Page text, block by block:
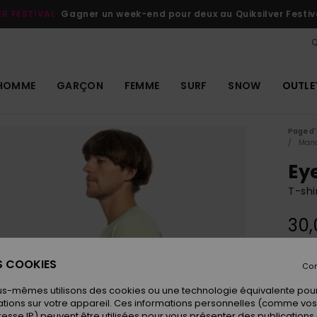
FESTIVAL Gagner un week-end pour deux au Quiksilver
GARÇON FEMME SURF SNOW
Page
T-
COOKIES
mêmes utilisons des cookies ou une technologie équivalente
sur votre appareil. Ces informations personnelles (comme